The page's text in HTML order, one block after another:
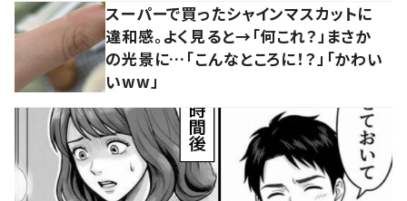
スーパーで買ったシャインマスカットに
違和感。よく見ると→「何これ？」まさか
の光景に…「こんなところに！？」「かわい
いww」